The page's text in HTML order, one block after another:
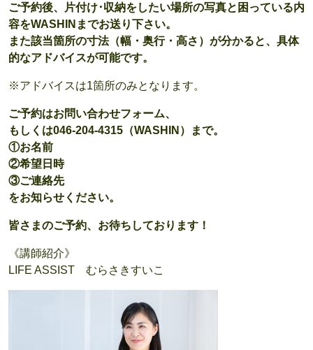
ご予約後、片付け･収納をしたい場所の写真と困っている内
容をWASHINまでお送り下さい。
また該当箇所の寸法（幅・奥行・高さ）が分かると、具体
的なアドバイスが可能です。
※アドバイスは1箇所のみとなります。
ご予約はお問い合わせフォーム、
もしくは046-204-4315（WASHIN）まで。
①お名前
②希望日時
③ご連絡先
をお知らせください。
皆さまのご予約、お待ちしております！
《講師紹介》
LIFE ASSIST むらさきすいこ